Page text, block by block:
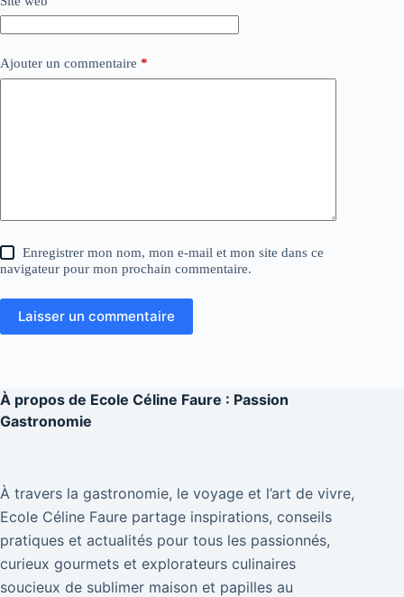
Ajouter un commentaire *
Enregistrer mon nom, mon e-mail et mon site dans ce
navigateur pour mon prochain commentaire.
Laisser un commentaire
À propos de Ecole Céline Faure : Passion
Gastronomie
À travers la gastronomie, le voyage et l’art de vivre,
Ecole Céline Faure partage inspirations, conseils
pratiques et actualités pour tous les passionnés,
curieux gourmets et explorateurs culinaires
soucieux de sublimer maison et papilles au